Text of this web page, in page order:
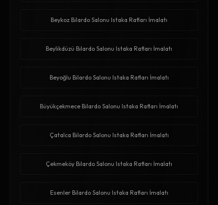
Beykoz Bilardo Salonu Istaka Rafları İmalatı
Beylikdüzü Bilardo Salonu Istaka Rafları İmalatı
Beyoğlu Bilardo Salonu Istaka Rafları İmalatı
Büyükçekmece Bilardo Salonu Istaka Rafları İmalatı
Çatalca Bilardo Salonu Istaka Rafları İmalatı
Çekmeköy Bilardo Salonu Istaka Rafları İmalatı
Esenler Bilardo Salonu Istaka Rafları İmalatı